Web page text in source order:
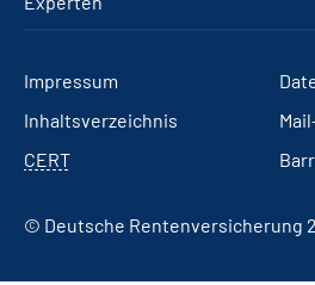
Impressum
Inhaltsverzeichnis
CERT
© Deutsche Rentenversicherung